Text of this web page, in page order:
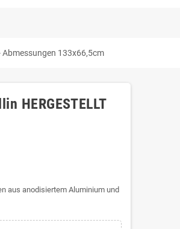
Abmessungen 133x66,5cm
HERGESTELLT
aus anodisiertem Aluminium und